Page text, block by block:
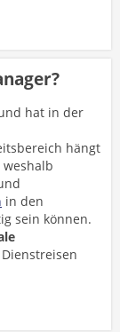
hat in der
hängt
in den
sein können.